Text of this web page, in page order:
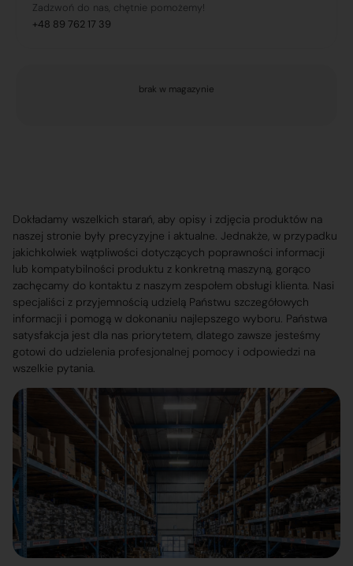
Zadzwoń do nas, chętnie pomożemy!
+48 89 762 17 39
brak w magazynie
Dokładamy wszelkich starań, aby opisy i zdjęcia produktów na
naszej stronie były precyzyjne i aktualne. Jednakże, w przypadku
jakichkolwiek wątpliwości dotyczących poprawności informacji
lub kompatybilności produktu z konkretną maszyną, gorąco
zachęcamy do kontaktu z naszym zespołem obsługi klienta. Nasi
specjaliści z przyjemnością udzielą Państwu szczegółowych
informacji i pomogą w dokonaniu najlepszego wyboru. Państwa
satysfakcja jest dla nas priorytetem, dlatego zawsze jesteśmy
gotowi do udzielenia profesjonalnej pomocy i odpowiedzi na
wszelkie pytania.